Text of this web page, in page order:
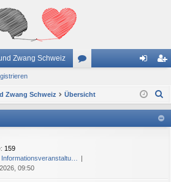
Zwang Schweiz
en m ist
rie
Zwang Schweiz Übersicht
: 159
Informationsveranstaltu…
09:50